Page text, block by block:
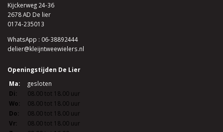
Kijckerweg 24-36
2678 AD De lier
0174-235013
WhatsApp : 06-38892444
delier@kleijntweewielers.nl
Openingstijden De Lier
Ma:
gesloten
Di:
08.00 tot 18.00 uur
Wo:
08.00 tot 18.00 uur
Do:
08.00 tot 18.00 uur
Vr:
08.00 tot 18.00 uur